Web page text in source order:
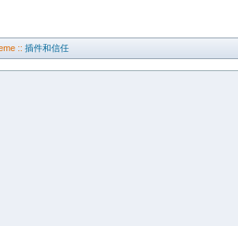
:: 插件和信任